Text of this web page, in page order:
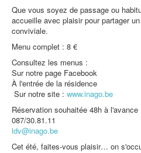
Que vous soyez de passage ou
accueille avec plaisir pour partager
conviviale.
Menu complet : 8 €
Consultez les menus :
Sur notre page Facebook
À l'entrée de la résidence
Sur notre site : www.inago.be
Réservation souhaitée 48h à l'avance
087/30.81.11
ldv@inago.be
Cet été, faites-vous plaisir… on